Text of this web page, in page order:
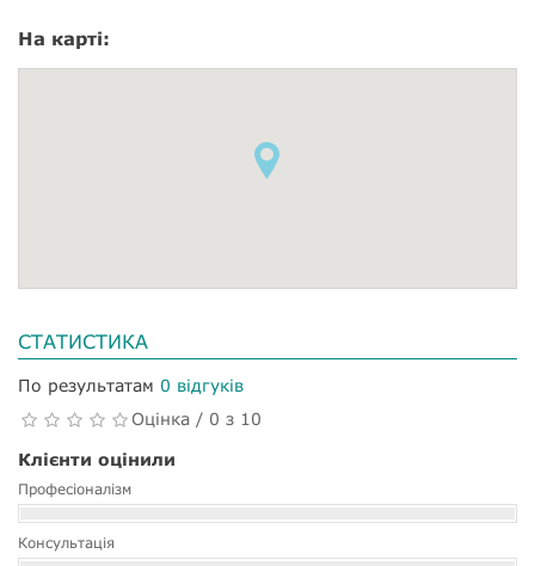
На карті:
СТАТИСТИКА
По результатам 0 відгуків
Оцінка / 0 з 10
Клієнти оцінили
Професіоналізм
Консультація